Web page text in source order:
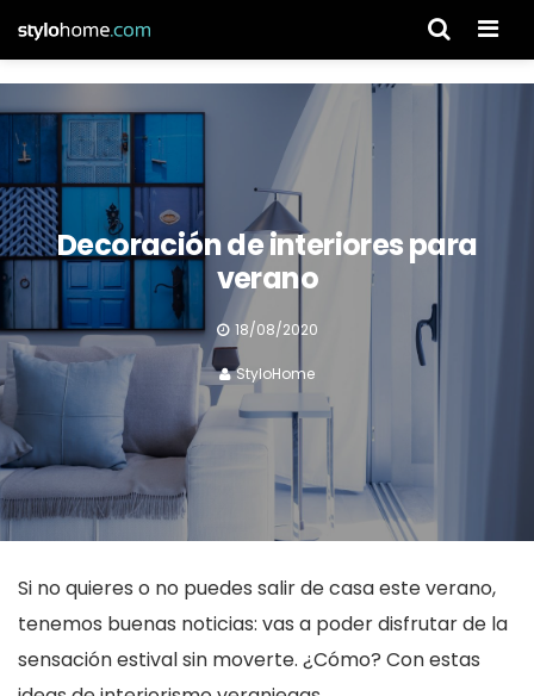
Decoración de interiores para
verano
18/08/2020
StyloHome
Si no quieres o no puedes salir de casa este verano,
tenemos buenas noticias: vas a poder disfrutar de la
sensación estival sin moverte. ¿Cómo? Con estas